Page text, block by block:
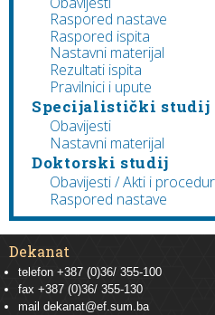
Raspored nastave
Raspored ispita
Nastavni materijal
Rezultati ispita
Pravilnici i upute
Specijalistički studij
Obavijesti
Nastavni materijal
Doktorski studij
Obavijesti / Akti i
Raspored nastave
Dekanat
telefon +387 (0)36/ 355-100
fax +387 (0)36/ 355-130
mail dekanat@ef.sum.ba